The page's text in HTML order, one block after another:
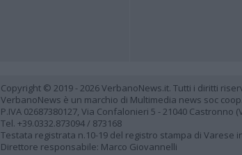
Copyright © 2019 - 2026 VerbanoNews.it. Tutti i diritti
VerbanoNews è un marchio di Multimedia news soc coop.
P.IVA 02687380127, Via Confalonieri 5 - 21040 Castronno
Tel. +39.0332.873094 / 873168
Testata registrata n.10-19 del registro stampa di Varese
Direttore responsabile: Marco Giovannelli